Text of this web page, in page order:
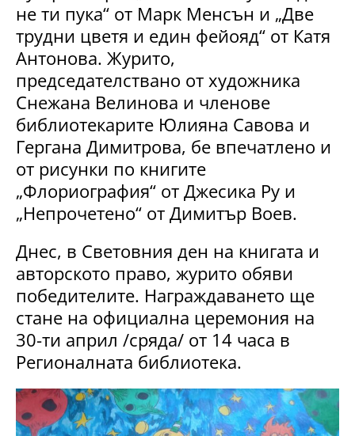
не ти пука“ от Марк Менсън и „Две
трудни цветя и един фейояд“ от Катя
Антонова. Журито,
председателствано от художника
Снежана Велинова и членове
библиотекарите Юлияна Савова и
Гергана Димитрова, бе впечатлено и
от рисунки по книгите
„Флориография“ от Джесика Ру и
„Непрочетено“ от Димитър Воев.
Днес, в Световния ден на книгата и
авторското право, журито обяви
победителите. Награждаването ще
стане на официална церемония на
30-ти април /сряда/ от 14 часа в
Регионалната библиотека.